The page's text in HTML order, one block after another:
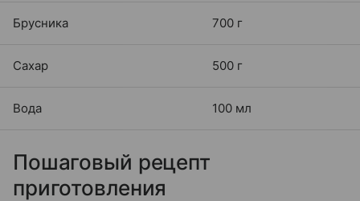
Брусника 700 г
Сахар 500 г
Вода 100 мл
Пошаговый рецепт
приготовления